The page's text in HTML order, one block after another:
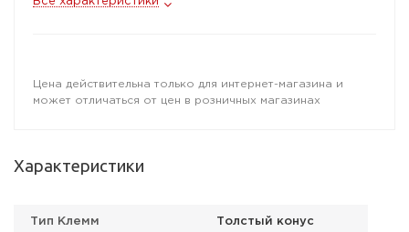
Цена действительна только для интернет-магазина и
может отличаться от цен в розничных магазинах
Характеристики
Тип Клемм
Толстый конус